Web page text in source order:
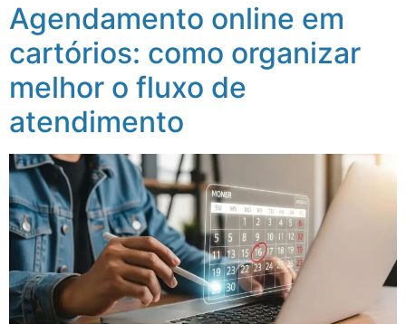
Agendamento online em
cartórios: como organizar
melhor o fluxo de
atendimento